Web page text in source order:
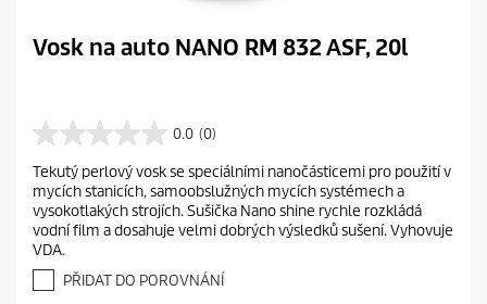
Vosk na auto NANO RM 832 ASF, 20l
0.0 (0)
0
.
0
z
5
h
v
Tekutý perlový vosk se speciálními nanočásticemi pro použití v
mycích stanicích, samoobslužných mycích systémech a
vysokotlakých strojích. Sušička Nano shine rychle rozkládá
vodní film a dosahuje velmi dobrých výsledků sušení. Vyhovuje
VDA.
PŘIDAT DO POROVNÁNÍ